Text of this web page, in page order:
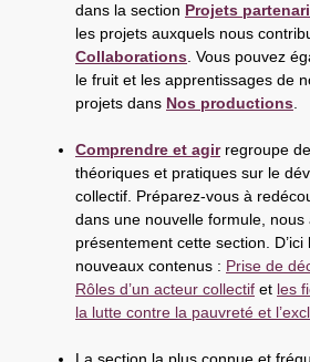
dans la section Projets
les projets auxquels nous
Collaborations . Vous pouvez
le fruit et les apprentissages de
projets dans Nos productions
Comprendre et agirregroupe
théoriques et pratiques sur le
collectif. Préparez-vous à
dans une nouvelle formule, nous
présentement cette section.
nouveaux contenus : Prise de
Rôles d’un acteur collectif et les
la lutte contre la pauvreté et